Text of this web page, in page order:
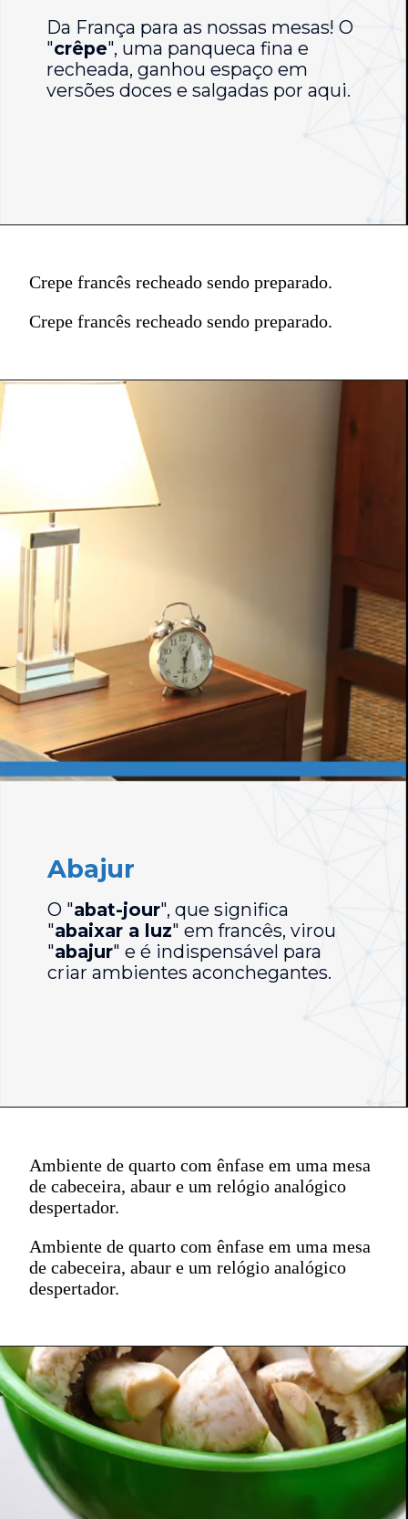
Da França para as nossas mesas! O
"crêpe", uma panqueca fina e
recheada, ganhou espaço em
versões doces e salgadas por aqui.
Crepe francês recheado sendo preparado.
Crepe francês recheado sendo preparado.
O "abat-jour", que significa
"abaixar a luz" em francês, virou
"abajur" e é indispensável para
criar ambientes aconchegantes.
Abajur
Ambiente de quarto com ênfase em uma mesa
de cabeceira, abaur e um relógio analógico
despertador.
Ambiente de quarto com ênfase em uma mesa
de cabeceira, abaur e um relógio analógico
despertador.